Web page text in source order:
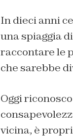
In dieci anni
una spiaggia
raccontare le
che sarebbe
Oggi
vicina, è